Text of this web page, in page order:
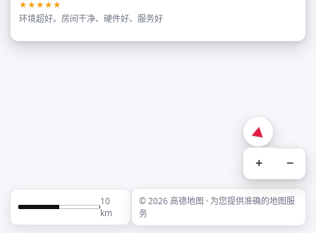
★★★★★
环境超好。房间干净、硬件好、服务好
+ −
10
km
© 2026 高德地图 · 为您提供准确的地图服
务